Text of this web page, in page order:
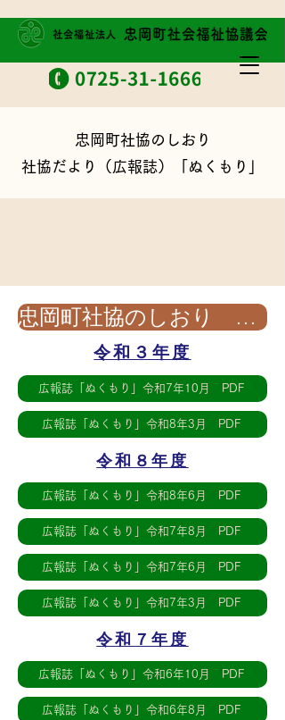
忠岡町社協のしおり
社協だより（広報誌）「ぬくもり」
忠岡町社協のしおり PDF
令和３年度
広報誌「ぬくもり」令和7年10月 PDF
広報誌「ぬくもり」令和8年3月 PDF
令和８年度
広報誌「ぬくもり」令和8年6月 PDF
広報誌「ぬくもり」令和7年8月 PDF
広報誌「ぬくもり」令和7年6月 PDF
広報誌「ぬくもり」令和7年3月 PDF
令和７年度
広報誌「ぬくもり」令和6年10月 PDF
広報誌「ぬくもり」令和6年8月 PDF